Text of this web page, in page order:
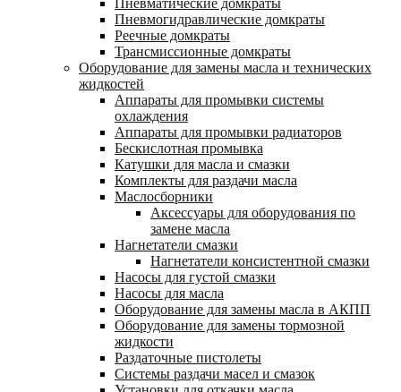
Пневматические домкраты
Пневмогидравлические домкраты
Реечные домкраты
Трансмиссионные домкраты
Оборудование для замены масла и технических
жидкостей
Аппараты для промывки системы
охлаждения
Аппараты для промывки радиаторов
Бескислотная промывка
Катушки для масла и смазки
Комплекты для раздачи масла
Маслосборники
Аксессуары для оборудования по
замене масла
Нагнетатели смазки
Нагнетатели консистентной смазки
Насосы для густой смазки
Насосы для масла
Оборудование для замены масла в АКПП
Оборудование для замены тормозной
жидкости
Раздаточные пистолеты
Системы раздачи масел и смазок